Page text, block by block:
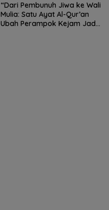
“Dari Pembunuh Jiwa ke Wali
Mulia: Satu Ayat Al-Qur’an
Ubah Perampok Kejam Jadi